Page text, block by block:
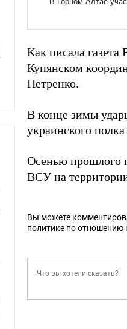
Как писала
Купянском
Петренко.
В конце зимы
украинского
Осенью прошлого
ВСУ на
Вы можете
политике по отношению